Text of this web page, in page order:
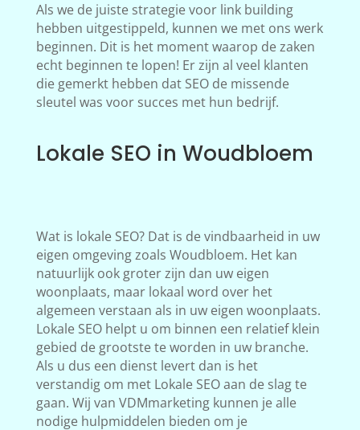
Als we de juiste strategie voor link building
hebben uitgestippeld, kunnen we met ons werk
beginnen. Dit is het moment waarop de zaken
echt beginnen te lopen! Er zijn al veel klanten
die gemerkt hebben dat SEO de missende
sleutel was voor succes met hun bedrijf.
Lokale SEO in Woudbloem
Wat is lokale SEO? Dat is de vindbaarheid in uw
eigen omgeving zoals Woudbloem. Het kan
natuurlijk ook groter zijn dan uw eigen
woonplaats, maar lokaal word over het
algemeen verstaan als in uw eigen woonplaats.
Lokale SEO helpt u om binnen een relatief klein
gebied de grootste te worden in uw branche.
Als u dus een dienst levert dan is het
verstandig om met Lokale SEO aan de slag te
gaan. Wij van VDMmarketing kunnen je alle
nodige hulpmiddelen bieden om je